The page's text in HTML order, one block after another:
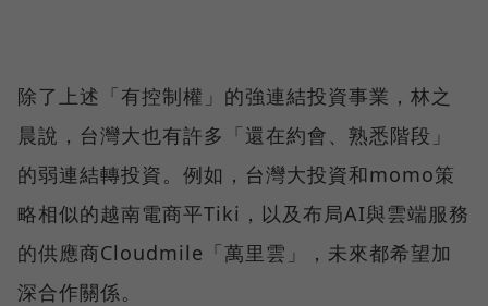
除了上述「有控制權」的強連結投資事業，林之
晨說，台灣大也有許多「還在約會、熟悉階段」
的弱連結轉投資。例如，台灣大投資和momo策
略相似的越南電商平Tiki，以及布局AI與雲端服務
的供應商Cloudmile「萬里雲」，未來都希望加
深合作關係。